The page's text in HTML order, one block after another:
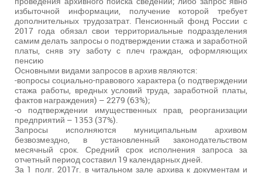
избыточной информации, получение которой требует
дополнительных трудозатрат. Пенсионный фонд России с
2017 года обязал свои территориальные подразделения
самим делать запросы о подтверждении стажа и заработной
платы, сняв эту заботу с плеч граждан, оформляющих
пенсию
Основными видами запросов в архив являются:
-вопросы социально-правового характера (о подтверждении
стажа работы, вредных условий труда, заработной платы,
фактов награждения) – 2279 (63%);
-о подтверждении имущественных прав, реорганизации
предприятий – 1353 (37%).
Запросы исполняются муниципальным архивом
безвозмездно, в установленный законодательством
месячный срок. Средний срок исполнения запроса за
отчетный период составил 19 календарных дней.
За 1 полг. 2017г. в читальном зале архива к документам и